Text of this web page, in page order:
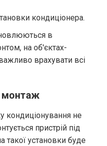
кондиціонера.
в
на об'єктах-
врахувати всі
монтаж
кондиціонування не
пристрій під
такої установки буде